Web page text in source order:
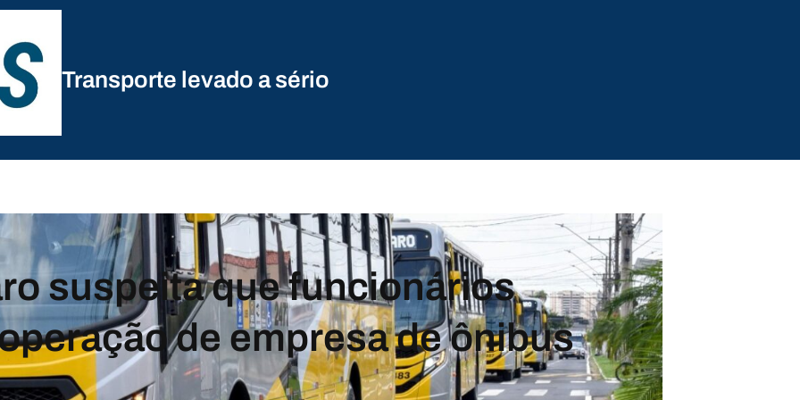
Transporte levado a sério
suspeita que funcionários
de empresa de ônibus